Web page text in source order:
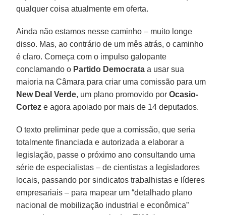
qualquer coisa atualmente em oferta.
Ainda não estamos nesse caminho – muito longe
disso. Mas, ao contrário de um mês atrás, o caminho
é claro. Começa com o impulso galopante
conclamando o Partido Democrata a usar sua
maioria na Câmara para criar uma comissão para um
New Deal Verde, um plano promovido porOcasio-
Cortez e agora apoiado por mais de 14 deputados.
O texto preliminar pede que a comissão, que seria
totalmente financiada e autorizada a elaborar a
legislação, passe o próximo ano consultando uma
série de especialistas – de cientistas a legisladores
locais, passando por sindicatos trabalhistas e líderes
empresariais – para mapear um “detalhado plano
nacional de mobilização industrial e econômica”